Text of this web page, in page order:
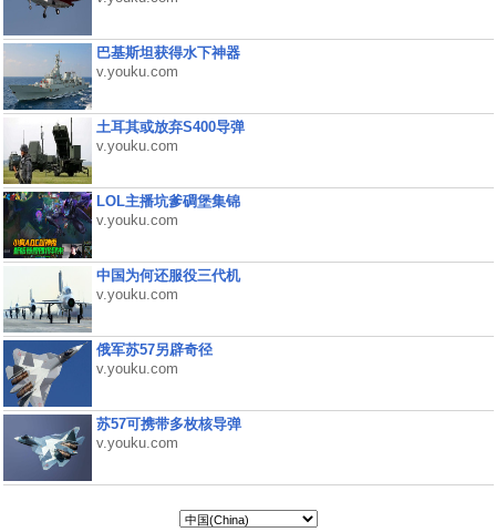
巴基斯坦获得水下神器
v.youku.com
土耳其或放弃S400导弹
v.youku.com
LOL主播坑爹碉堡集锦
v.youku.com
中国为何还服役三代机
v.youku.com
俄军苏57另辟奇径
v.youku.com
苏57可携带多枚核导弹
v.youku.com